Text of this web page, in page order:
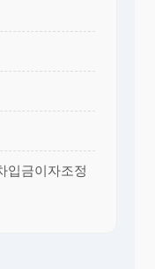
입금이자조정